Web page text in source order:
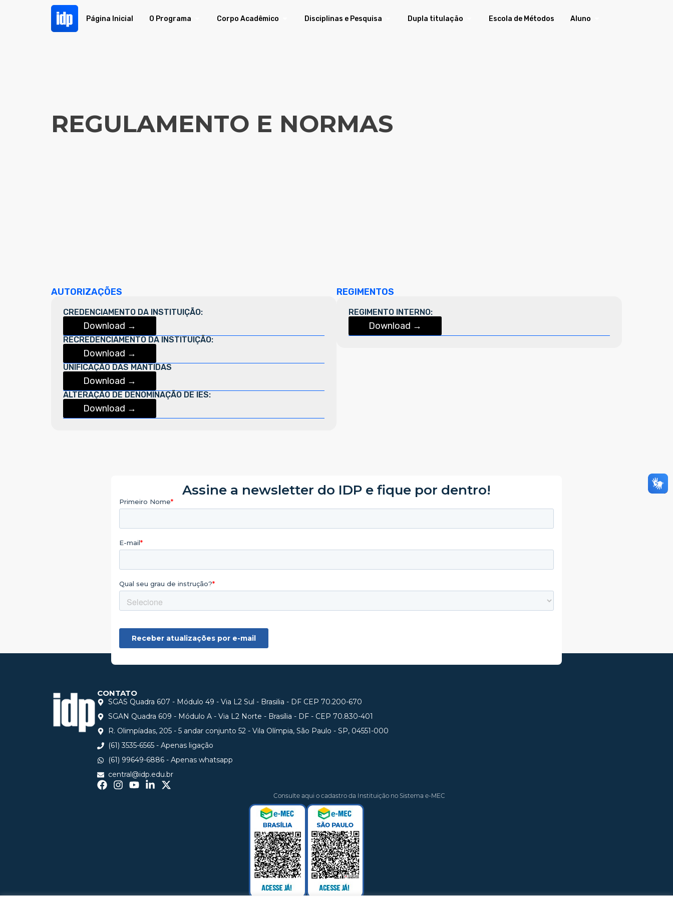
Página Inicial O Programa Corpo Acadêmico Disciplinas e Pesquisa Dupla titulação Escola de Métodos Aluno
REGULAMENTO E NORMAS
AUTORIZAÇÕES
CREDENCIAMENTO DA INSTITUIÇÃO:
Download →
RECREDENCIAMENTO DA INSTITUIÇÃO:
Download →
UNIFICAÇÃO DAS MANTIDAS
Download →
ALTERAÇÃO DE DENOMINAÇÃO DE IES:
Download →
REGIMENTOS
REGIMENTO INTERNO:
Download →
Assine a newsletter do IDP e fique por dentro!
CONTATO
SGAS Quadra 607 - Módulo 49 - Via L2 Sul - Brasilia - DF CEP 70.200-670
SGAN Quadra 609 - Módulo A - Via L2 Norte - Brasília - DF - CEP 70.830-401
R. Olimpíadas, 205 - 5 andar conjunto 52 - Vila Olímpia, São Paulo - SP, 04551-000
(61) 3535-6565 - Apenas ligação
(61) 99649-6886 - Apenas whatsapp
central@idp.edu.br
Consulte aqui o cadastro da Instituição no Sistema e-MEC